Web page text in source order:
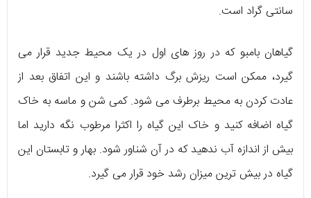
سانتی گراد است.
گیاهان بامبو که در روز های اول در یک محیط جدید قرار می
گیرد، ممکن است ریزش برگ داشته باشند و این اتفاق بعد از
عادت کردن به محیط برطرف می شود. کمی شن و ماسه به خاک
گیاه اضافه کنید و خاک این گیاه را اکثرا مرطوب نگه دارید اما
بیش از اندازه آب ندهید که در آن شناور شود. بهار و تابستان این
گیاه در بیش ترین میزان رشد خود قرار می گیرد.